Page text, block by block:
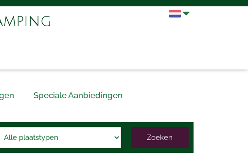
Speciale Aanbiedingen
Zoeken